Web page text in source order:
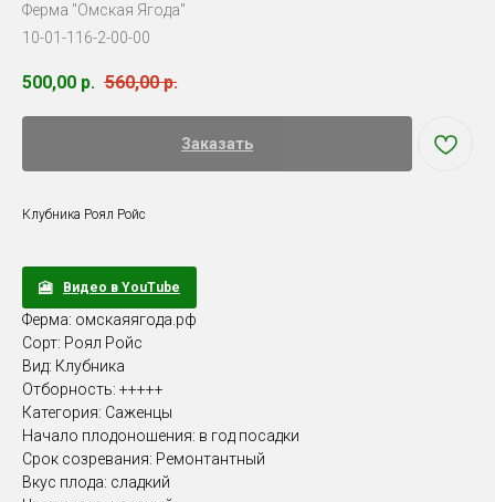
Ферма "Омская Ягода"
10-01-116-2-00-00
500,00 р. 560,00 р.
Заказать
Клубника Роял Ройс
Видео в YouTube
Ферма: омскаяягода.рф
Сорт: Роял Ройс
Вид: Клубника
Отборность: +++++
Категория: Саженцы
Начало плодоношения: в год посадки
Срок созревания: Ремонтантный
Вкус плода: сладкий